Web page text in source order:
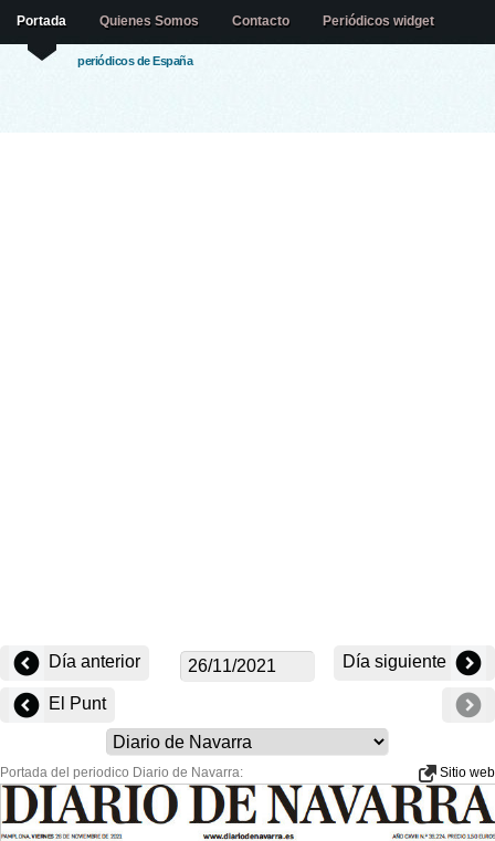
periódicos de España
Portada Quienes Somos Contacto Periódicos widget
Día anterior Día siguiente
El Punt
Portada del periodico Diario de Navarra: Sitio web